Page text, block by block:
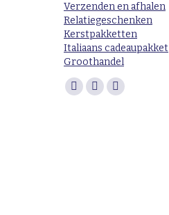
Verzenden en afhalen
Relatiegeschenken
Kerstpakketten
Italiaans cadeaupakket
Groothandel
Vind ons op:
Facebook
Instagram
Mail